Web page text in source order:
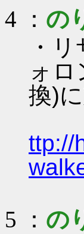
4 ： の
・
ォ
換)
ttp://
5 ： の